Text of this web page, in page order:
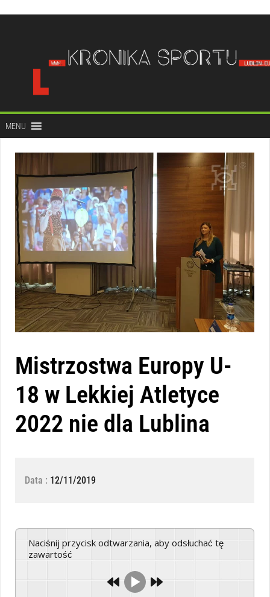
treści
MENU
Mistrzostwa Europy U-
18 w Lekkiej Atletyce
2022 nie dla Lublina
Data : 12/11/2019
Naciśnij przycisk odtwarzania, aby odsłuchać tę
zawartość